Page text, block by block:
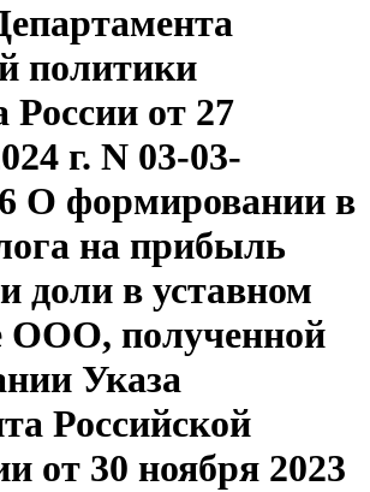
политики
от 27
г. N 03-03-
О формировании в
на прибыль
доли в уставном
ООО, полученной
Указа
Российской
от 30 ноября 2023